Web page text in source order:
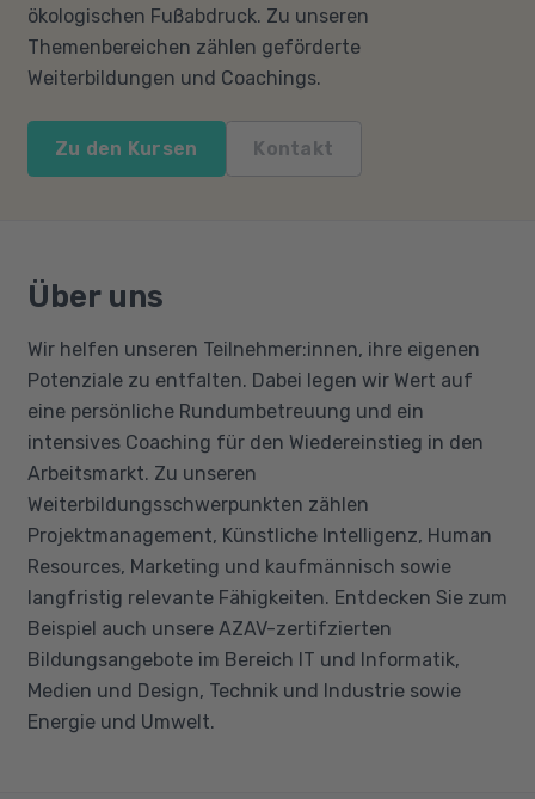
ökologischen Fußabdruck. Zu unseren
Themenbereichen zählen geförderte
Weiterbildungen und Coachings.
Zu den Kursen Kontakt
Über uns
Wir helfen unseren Teilnehmer:innen, ihre eigenen
Potenziale zu entfalten. Dabei legen wir Wert auf
eine persönliche Rundumbetreuung und ein
intensives Coaching für den Wiedereinstieg in den
Arbeitsmarkt. Zu unseren
Weiterbildungsschwerpunkten zählen
Projektmanagement, Künstliche Intelligenz, Human
Resources, Marketing und kaufmännisch sowie
langfristig relevante Fähigkeiten. Entdecken Sie zum
Beispiel auch unsere AZAV-zertifzierten
Bildungsangebote im Bereich IT und Informatik,
Medien und Design, Technik und Industrie sowie
Energie und Umwelt.